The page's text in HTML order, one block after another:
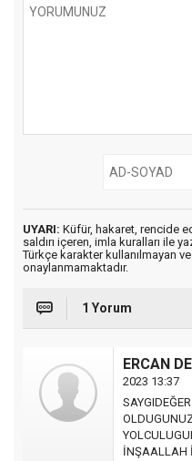
UYARI: Küfür, hakaret, rencide
saldırı içeren, imla kuralları ile
Türkçe karakter kullanılmayan
onaylanmamaktadır.
1 Yorum
ERCAN
2023 13:37
İNŞAALLAH